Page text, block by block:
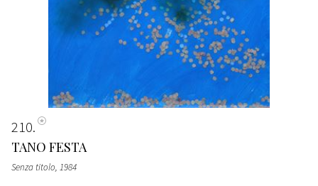
210
TANO FESTA
Senza titolo, 1984